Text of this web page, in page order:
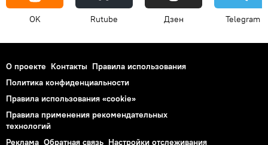
OK Rutube Дзен Telegram
О проекте Контакты Правила использования
Политика конфиденциальности
Правила использования «cookie»
Правила применения рекомендательных
технологий
Реклама Обратная связь Настройки отслеживания